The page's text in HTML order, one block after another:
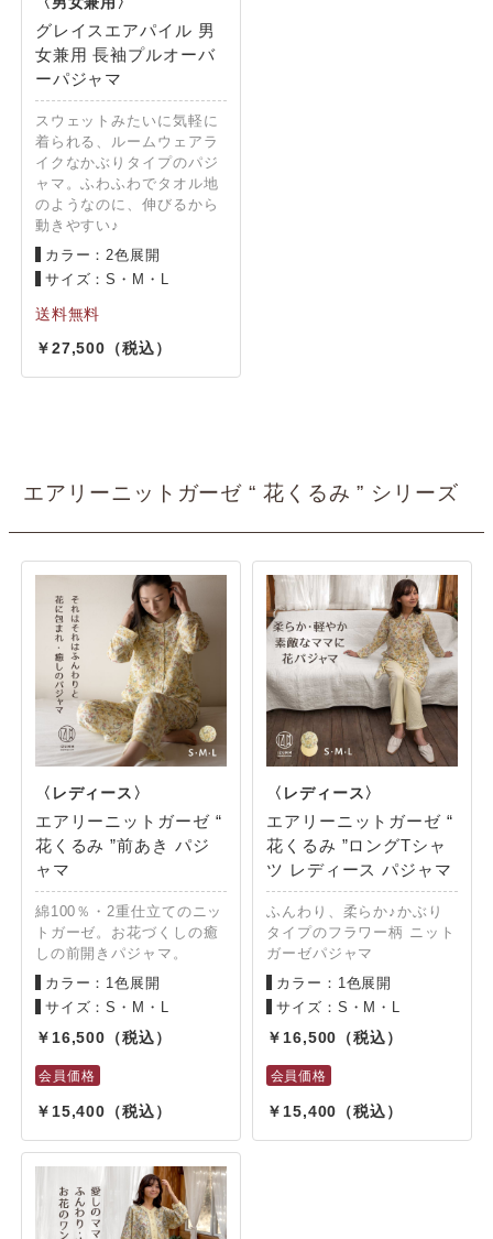
グレイスエアパイル 男
女兼用 長袖プルオーバ
ーパジャマ
スウェットみたいに気軽に
着られる、ルームウェアラ
イクなかぶりタイプのパジ
ャマ。ふわふわでタオル地
のようなのに、伸びるから
動きやすい♪
カラー：2色展開
サイズ：S・M・L
27,500
エアリーニットガーゼ “ 花くるみ ” シリーズ
エアリーニットガーゼ “
花くるみ ”前あき パジ
ャマ
綿100％・2重仕立てのニッ
トガーゼ。お花づくしの癒
しの前開きパジャマ。
カラー：1色展開
サイズ：S・M・L
16,500
15,400
エアリーニットガーゼ “
花くるみ ”ロングTシャ
ツ レディース パジャマ
ふんわり、柔らか♪かぶり
タイプのフラワー柄 ニット
ガーゼパジャマ
カラー：1色展開
サイズ：S・M・L
16,500
15,400